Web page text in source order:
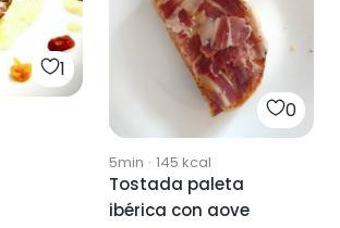
1
0
5min · 145 kcal
Tostada paleta
ibérica con aove